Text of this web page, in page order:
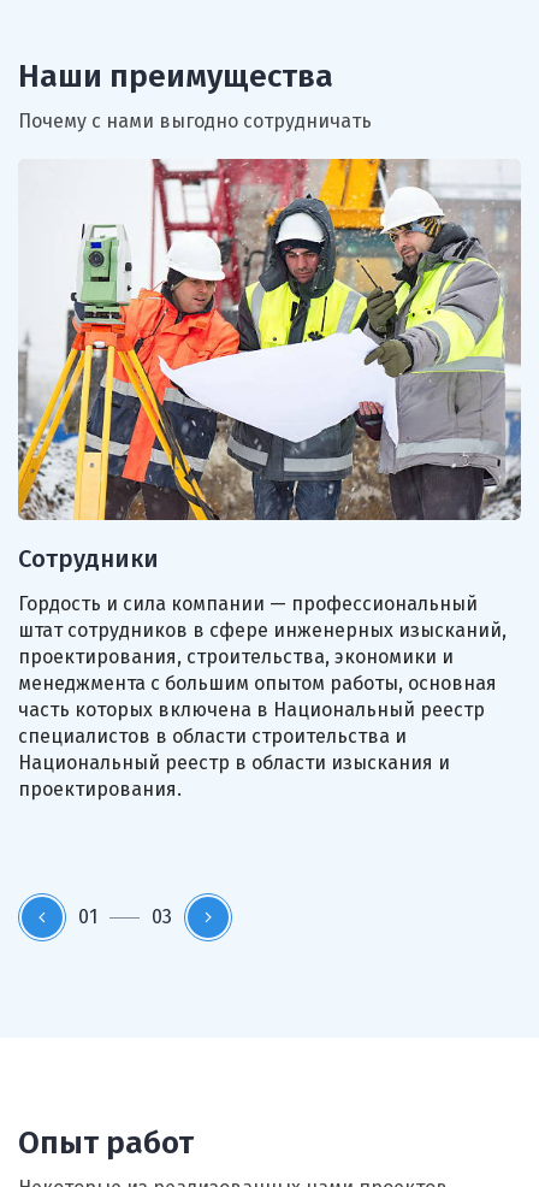
Наши преимущества
Почему с нами выгодно сотрудничать
Сотрудники
Гордость и сила компании — профессиональный
штат сотрудников в сфере инженерных изысканий,
проектирования, строительства, экономики и
менеджмента с большим опытом работы, основная
часть которых включена в Национальный реестр
специалистов в области строительства и
Национальный реестр в области изыскания и
проектирования.
Лабораторное сопровождение при возведении
объектов капитального строительства собственной
независимой испытательной лабораторией:
от инженерных изысканий до ввода объекта
в эксплуатацию и на период гарантийного
обслуживания — обеспечивает безопасность
и долговечность объектов.
Обширный набор современного узкопрофильного
оборудования для проведения геодезических работ,
для строительной лаборатории, лаборатории
неразрушающего контроля, электротехнической
лаборатории, а также высокоточные приборы для
измерения и контроля параметров микроклимата
помещений, для телеинспекции систем вентиляции.
01 03
Опыт работ